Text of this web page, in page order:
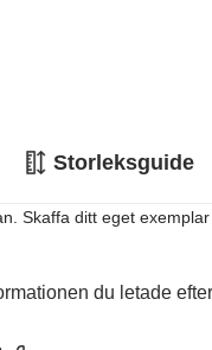
Storleksguide
Skaffa ditt eget
du letade